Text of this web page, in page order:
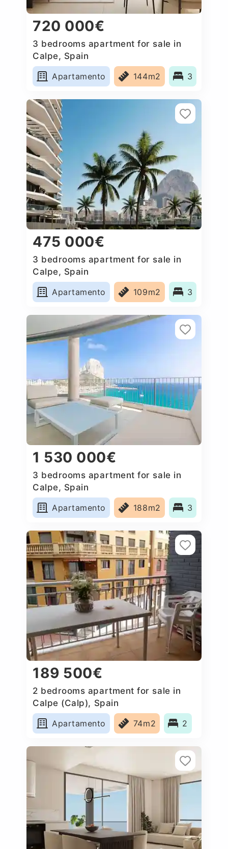
720 000€
3 bedrooms apartment for sale in
Calpe, Spain
Apartamento
144m2 3
475 000€
3 bedrooms apartment for sale in
Calpe, Spain
Apartamento
109m2 3
1 530 000€
3 bedrooms apartment for sale in
Calpe, Spain
Apartamento
188m2 3
189 500€
2 bedrooms apartment for sale in
Calpe (Calp), Spain
Apartamento
74m2 2